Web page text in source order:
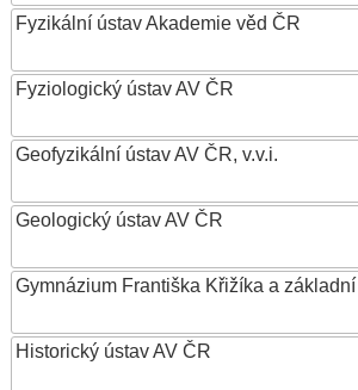
Fyzikální ústav Akademie věd ČR
Fyziologický ústav AV ČR
Geofyzikální ústav AV ČR, v.v.i.
Geologický ústav AV ČR
Gymnázium Františka Křižíka a základní
Historický ústav AV ČR